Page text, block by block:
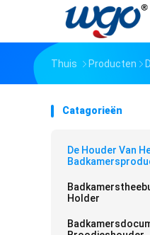
Thuis Producten
Catagorieën
De Houder Van
Holder